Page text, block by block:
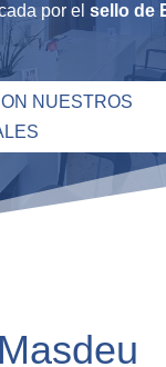
por el sello de
NUESTROS
Masdeu